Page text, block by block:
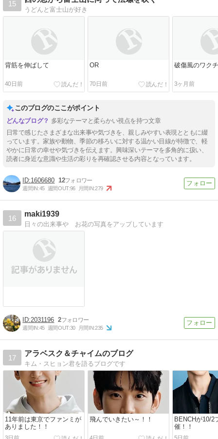
15
うどんと富士山が好き
背筋を伸ばして
40日前
OR
70日前
破傷風のワク
3ヶ月前
このブログのここがポイント
多彩なテーマと柔らかい視点を持つ文章
日常で感じたさまざまな出来事や気づきを、親しみやすい表現とともに綴
っています。家族や動物、季節の移ろいに対する温かい目線が特徴で、軽
やかに日常の幸せや気づきを伝えます。興味深いテーマを多角的に扱い、
読者に身近な意識や生活の彩りを再確認させる内容となっています。
1606680 12
週間IN:45 週間OUT:96 月間IN:279
16
maki1939
日々の出来事や お花の写真をアップしています
2031196 2
週間IN:45 週間OUT:30 月間IN:235
17
アラベスク＆チャイムのブログ
キム・スヒョン君を語るブログです
11年前は東京でファンミが
ありました！！
飛んでいきたい～！！
BENCHが10/2
催！！